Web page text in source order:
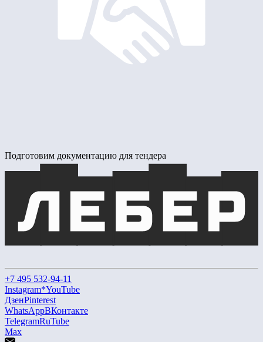
Подготовим документацию для тендера
+7 495 532-94-11
Instagram*YouTube
ДзенPinterest
WhatsAppВКонтакте
TelegramRuTube
Max